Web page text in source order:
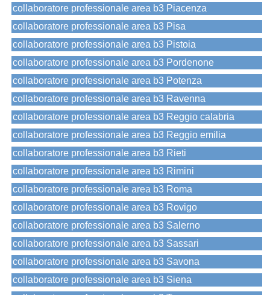
collaboratore professionale area b3 Piacenza
collaboratore professionale area b3 Pisa
collaboratore professionale area b3 Pistoia
collaboratore professionale area b3 Pordenone
collaboratore professionale area b3 Potenza
collaboratore professionale area b3 Ravenna
collaboratore professionale area b3 Reggio calabria
collaboratore professionale area b3 Reggio emilia
collaboratore professionale area b3 Rieti
collaboratore professionale area b3 Rimini
collaboratore professionale area b3 Roma
collaboratore professionale area b3 Rovigo
collaboratore professionale area b3 Salerno
collaboratore professionale area b3 Sassari
collaboratore professionale area b3 Savona
collaboratore professionale area b3 Siena